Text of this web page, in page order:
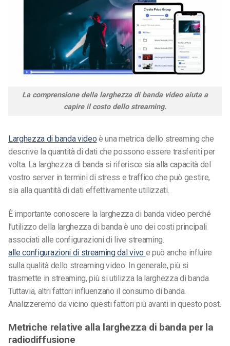
La comprensione della larghezza di banda video aiuta a
capire il costo dello streaming.
Larghezza di banda video è una metrica dello streaming che
descrive la quantità di dati che possono essere trasferiti per
volta. La larghezza di banda si riferisce sia alla capacità del
vostro server in termini di stress e traffico che può gestire,
sia alla quantità di dati effettivamente utilizzati.
È importante conoscere la larghezza di banda video perché
l’utilizzo della larghezza di banda è uno dei costi principali
associati alle configurazioni di live streaming.
alle configurazioni di streaming dal vivo e può anche influire
sulla qualità dello streaming video. In generale, più si
trasmette in streaming, più si utilizza la larghezza di banda.
Tuttavia, altri fattori influenzano il consumo di banda.
Analizzeremo da vicino questi fattori più avanti in questo post.
Metriche relative alla larghezza di banda per la
radiodiffusione